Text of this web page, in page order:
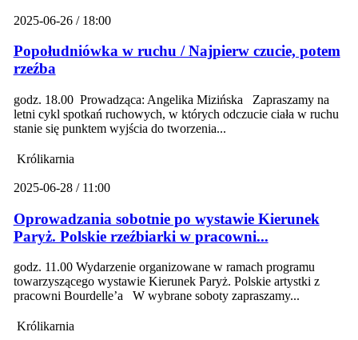
2025-06-26 / 18:00
Popołudniówka w ruchu / Najpierw czucie, potem
rzeźba
godz. 18.00 Prowadząca: Angelika Mizińska Zapraszamy na
letni cykl spotkań ruchowych, w których odczucie ciała w ruchu
stanie się punktem wyjścia do tworzenia...
Królikarnia
2025-06-28 / 11:00
Oprowadzania sobotnie po wystawie Kierunek
Paryż. Polskie rzeźbiarki w pracowni...
godz. 11.00 Wydarzenie organizowane w ramach programu
towarzyszącego wystawie Kierunek Paryż. Polskie artystki z
pracowni Bourdelle’a W wybrane soboty zapraszamy...
Królikarnia